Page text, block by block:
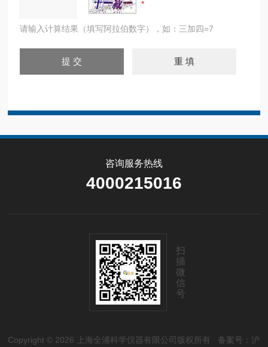
请输入计算结果（填写阿拉伯数字），如：三加四=7
咨询服务热线
4000215016
扫
描
微
信
号
Copyright © 2026 上海全浦科学仪器有限公司版权所有 备案号：沪